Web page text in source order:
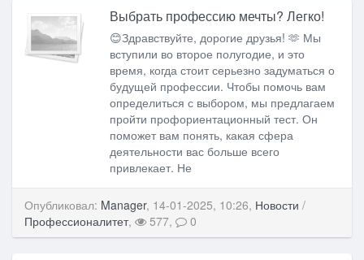
Выбрать профессию мечты? Легко!
😊Здравствуйте, дорогие друзья! 🫶 Мы
вступили во второе полугодие, и это
время, когда стоит серьезно задуматься о
будущей профессии. Чтобы помочь вам
определиться с выбором, мы предлагаем
пройти профориентационный тест. Он
поможет вам понять, какая сфера
деятельности вас больше всего
привлекает. Не
Опубликовал: Manager, 14-01-2025, 10:26, Новости /
Профессионалитет, 577, 0